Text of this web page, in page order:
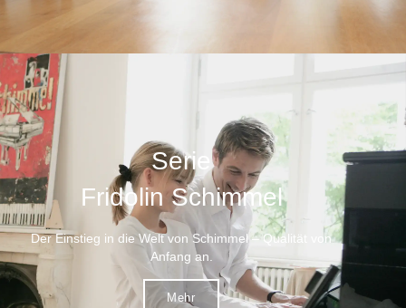
Serie
Fridolin Schimmel
Der Einstieg in die Welt von Schimmel – Qualität von
Anfang an.
Mehr